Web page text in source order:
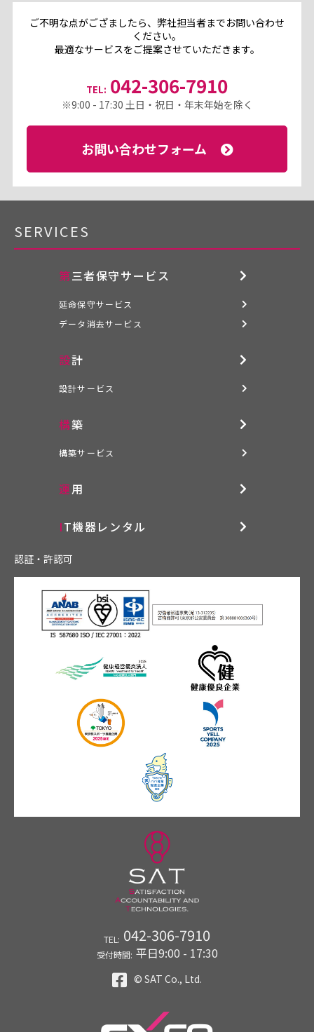
ご不明な点がござましたら、弊社担当者までお問い合わせ
ください。
最適なサービスをご提案させていただきます。
TEL: 042-306-7910
※9:00 - 17:30 土日・祝日・年末年始を除く
お問い合わせフォーム
SERVICES
第三者保守サービス
延命保守サービス
データ消去サービス
設計
設計サービス
構築
構築サービス
運用
IT機器レンタル
認証・許認可
TEL: 042-306-7910
受付時間: 平日9:00 - 17:30
© SAT Co., Ltd.